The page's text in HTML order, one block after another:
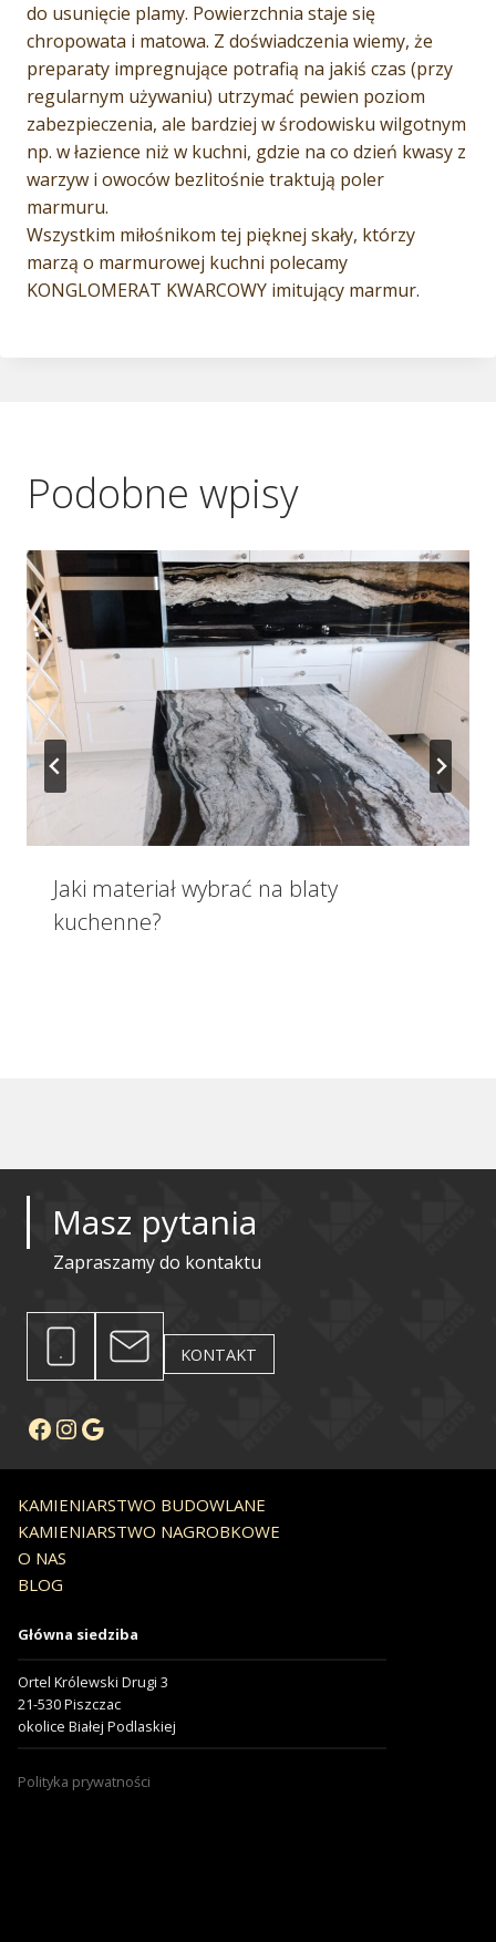
do usunięcie plamy. Powierzchnia staje się
chropowata i matowa. Z doświadczenia wiemy, że
preparaty impregnujące potrafią na jakiś czas (przy
regularnym używaniu) utrzymać pewien poziom
zabezpieczenia, ale bardziej w środowisku wilgotnym
np. w łazience niż w kuchni, gdzie na co dzień kwasy z
warzyw i owoców bezlitośnie traktują poler
marmuru.
Wszystkim miłośnikom tej pięknej skały, którzy
marzą o marmurowej kuchni polecamy
KONGLOMERAT KWARCOWY imitujący marmur.
Podobne wpisy
Jaki materiał wybrać na blaty
kuchenne?
Masz pytania
Zapraszamy do kontaktu
KONTAKT
Facebook
Instagram
Google
KAMIENIARSTWO BUDOWLANE
KAMIENIARSTWO NAGROBKOWE
O NAS
BLOG
Główna siedziba
Ortel Królewski Drugi 3
21-530 Piszczac
okolice Białej Podlaskiej
Polityka prywatności